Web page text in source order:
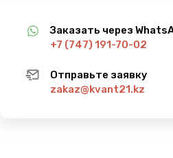
Заказать через
+7 (747) 191-70-02
Отправьте заявку
zakaz@kvant21.kz